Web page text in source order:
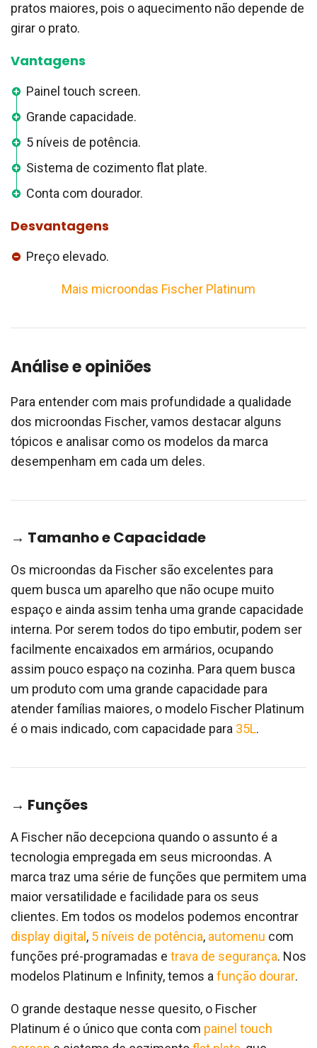
pratos maiores, pois o aquecimento não depende de
girar o prato.
Vantagens
Painel touch screen.
Grande capacidade.
5 níveis de potência.
Sistema de cozimento flat plate.
Conta com dourador.
Desvantagens
Preço elevado.
Mais microondas Fischer Platinum
Análise e opiniões
Para entender com mais profundidade a qualidade
dos microondas Fischer, vamos destacar alguns
tópicos e analisar como os modelos da marca
desempenham em cada um deles.
→ Tamanho e Capacidade
Os microondas da Fischer são excelentes para
quem busca um aparelho que não ocupe muito
espaço e ainda assim tenha uma grande capacidade
interna. Por serem todos do tipo embutir, podem ser
facilmente encaixados em armários, ocupando
assim pouco espaço na cozinha. Para quem busca
um produto com uma grande capacidade para
atender famílias maiores, o modelo Fischer Platinum
é o mais indicado, com capacidade para 35L.
→ Funções
A Fischer não decepciona quando o assunto é a
tecnologia empregada em seus microondas. A
marca traz uma série de funções que permitem uma
maior versatilidade e facilidade para os seus
clientes. Em todos os modelos podemos encontrar
display digital , 5 níveis de potência, automenu com
funções pré-programadas e trava de segurança. Nos
modelos Platinum e Infinity, temos a função dourar.
O grande destaque nesse quesito, o Fischer
Platinum é o único que conta com painel touch